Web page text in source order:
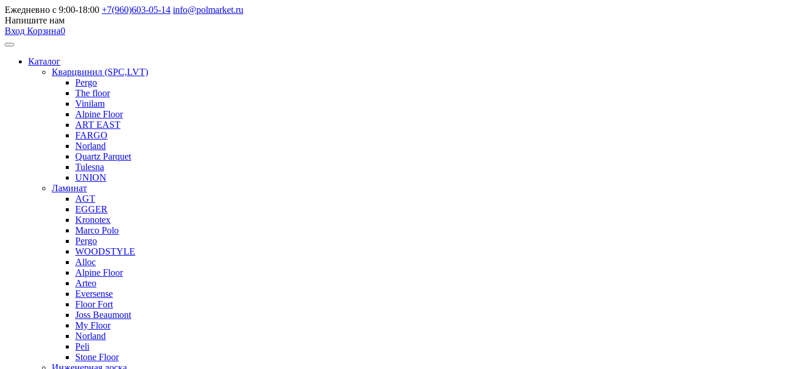
Ежедневно с 9:00-18:00 +7(960)603-05-14 info@polmarket.ru
Напишите нам
Вход Корзина0
Каталог
Кварцвинил (SPC,LVT)
Pergo
The floor
Vinilam
Alpine Floor
ART EAST
FARGO
Norland
Quartz Parquet
Tulesna
UNION
Ламинат
AGT
EGGER
Kronotex
Marco Polo
Pergo
WOODSTYLE
Alloc
Alpine Floor
Arteo
Eversense
Floor Fort
Joss Beaumont
My Floor
Norland
Peli
Stone Floor